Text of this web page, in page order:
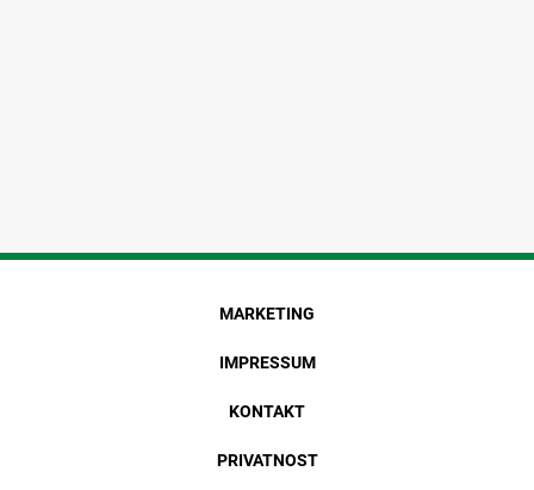
MARKETING
IMPRESSUM
KONTAKT
PRIVATNOST